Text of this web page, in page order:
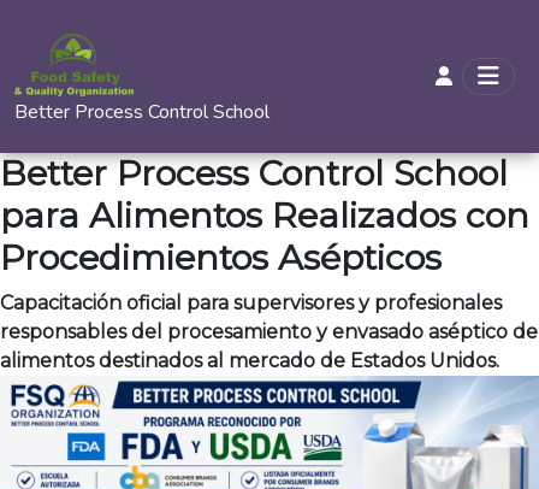
Better Process Control School
Better Process Control School
para Alimentos Realizados con
Procedimientos Asépticos
Capacitación oficial para supervisores y profesionales
responsables del procesamiento y envasado aséptico de
alimentos destinados al mercado de Estados Unidos.